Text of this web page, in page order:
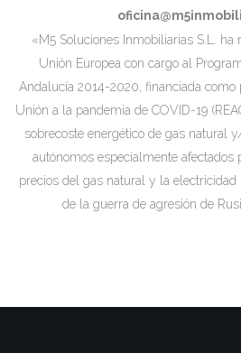
«M5 Soluciones Inmobiliarias S.L. ha
Unión Europea con cargo al
Andalucía 2014-2020, financiada como
Unión a la pandemia de COVID-19
sobrecoste energético de gas natural
autónomos especialmente afectados
precios del gas natural y la
de la guerra de agresión de